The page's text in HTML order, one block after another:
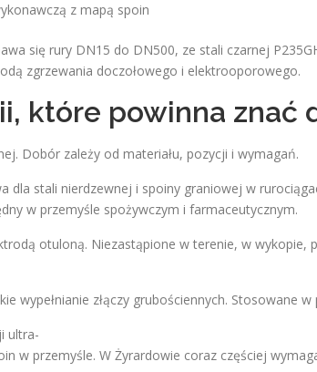
z mapą spoin
się rury DN15 do DN500, ze stali czarnej
zgrzewania doczołowego i elektrooporowego.
które powinna znać
Dobór zależy od materiału, pozycji i wymagań.
dla stali nierdzewnej i spoiny graniowej w
w przemyśle spożywczym i farmaceutycznym.
otuloną. Niezastąpione w terenie, w wykopie,
wypełnianie złączy grubościennych. Stosowane
ultra-
w przemyśle. W Żyrardowie coraz częściej